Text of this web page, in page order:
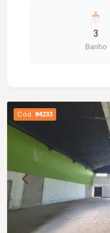
imóvel conta com
salas de
acessibilidade,
comercial com
potencial para o
3
Banho
Cód. 84233